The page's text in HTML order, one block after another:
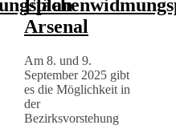
Arsenal
Am 8. und 9.
September 2025 gibt
es die Möglichkeit in
der
Bezirksvorstehung